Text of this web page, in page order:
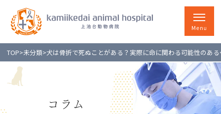
TOP>未分類>犬は骨折で死ぬことがある？実際に命に関わる可能性のあ
コラム